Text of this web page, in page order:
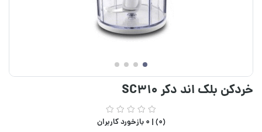
خردکن بلک اند دکر SC310
(0) | 0 بازخورد کاربران